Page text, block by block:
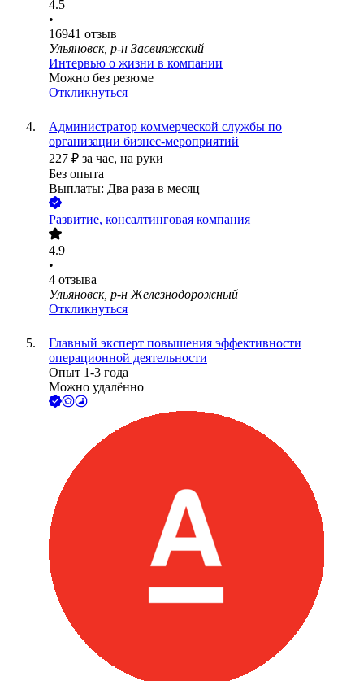
4.5
•
16941 отзыв
Ульяновск, р-н Засвияжский
Интервью о жизни в компании
Можно без резюме
Откликнуться
Администратор коммерческой службы по
организации бизнес-мероприятий
227 ₽ за час, на руки
Без опыта
Выплаты: Два раза в месяц
Развитие, консалтинговая компания
4.9
•
4 отзыва
Ульяновск, р-н Железнодорожный
Откликнуться
Главный эксперт повышения эффективности
операционной деятельности
Опыт 1-3 года
Можно удалённо